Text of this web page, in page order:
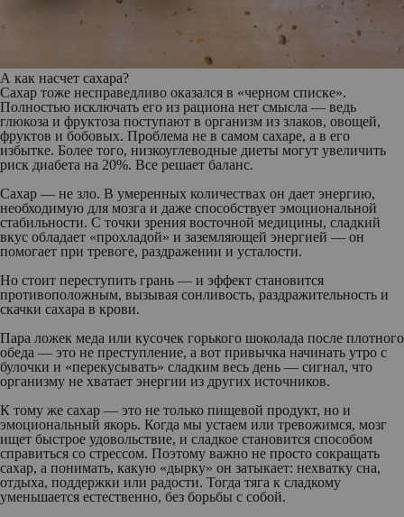
А как насчет сахара?
Сахар тоже несправедливо оказался в «черном списке».
Полностью исключать его из рациона нет смысла — ведь
глюкоза и фруктоза поступают в организм из злаков, овощей,
фруктов и бобовых. Проблема не в самом сахаре, а в его
избытке. Более того, низкоуглеводные диеты могут увеличить
риск диабета на 20%. Все решает баланс.
Сахар — не зло. В умеренных количествах он дает энергию,
необходимую для мозга и даже способствует эмоциональной
стабильности. С точки зрения восточной медицины, сладкий
вкус обладает «прохладой» и заземляющей энергией — он
помогает при тревоге, раздражении и усталости.
Но стоит переступить грань — и эффект становится
противоположным, вызывая сонливость, раздражительность и
скачки сахара в крови.
Пара ложек меда или кусочек горького шоколада после плотного
обеда — это не преступление, а вот привычка начинать утро с
булочки и «перекусывать» сладким весь день — сигнал, что
организму не хватает энергии из других источников.
К тому же сахар — это не только пищевой продукт, но и
эмоциональный якорь. Когда мы устаем или тревожимся, мозг
ищет быстрое удовольствие, и сладкое становится способом
справиться со стрессом. Поэтому важно не просто сокращать
сахар, а понимать, какую «дырку» он затыкает: нехватку сна,
отдыха, поддержки или радости. Тогда тяга к сладкому
уменьшается естественно, без борьбы с собой.